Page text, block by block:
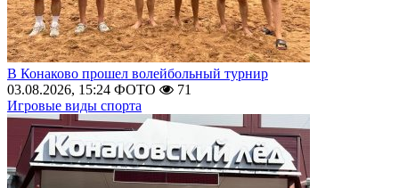
В Конаково прошел волейбольный турнир
03.08.2026, 15:24 ФОТО
71
Игровые виды спорта